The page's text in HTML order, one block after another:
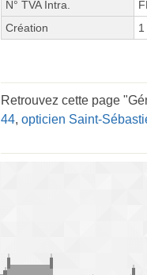
N° TVA Intra.
Création
1
Retrouvez cette page
44, opticien Saint-